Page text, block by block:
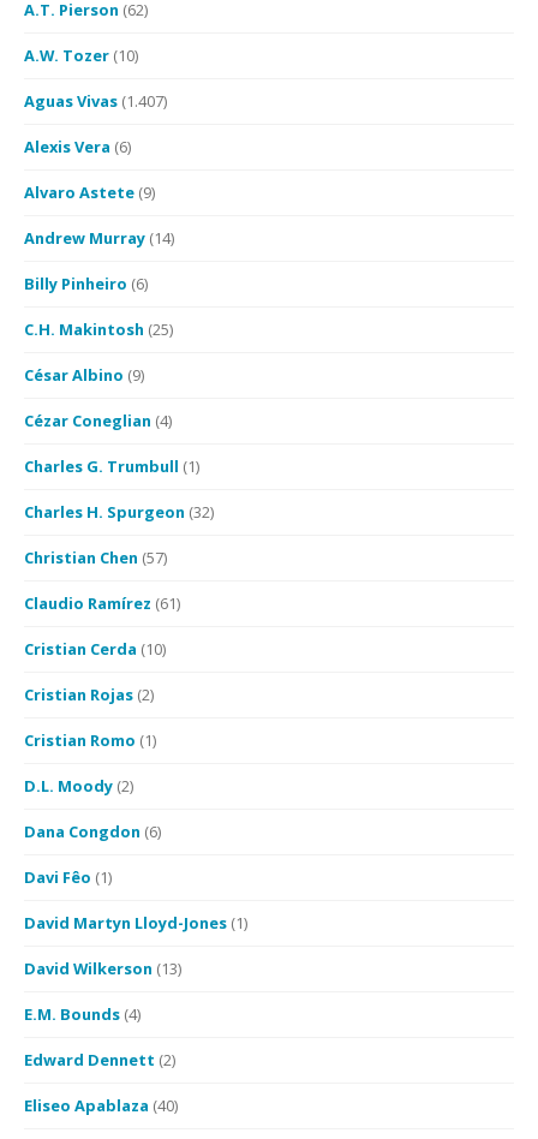
A.T. Pierson (62)
A.W. Tozer (10)
Aguas Vivas (1.407)
Alexis Vera (6)
Alvaro Astete (9)
Andrew Murray (14)
Billy Pinheiro (6)
C.H. Makintosh (25)
César Albino (9)
Cézar Coneglian (4)
Charles G. Trumbull (1)
Charles H. Spurgeon (32)
Christian Chen (57)
Claudio Ramírez (61)
Cristian Cerda (10)
Cristian Rojas (2)
Cristian Romo (1)
D.L. Moody (2)
Dana Congdon (6)
Davi Fêo (1)
David Martyn Lloyd-Jones (1)
David Wilkerson (13)
E.M. Bounds (4)
Edward Dennett (2)
Eliseo Apablaza (40)